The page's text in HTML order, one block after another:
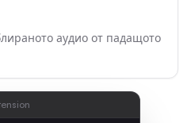
аудио от падащото